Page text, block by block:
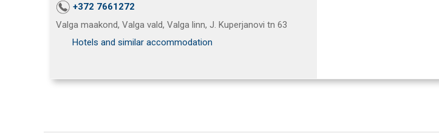
+372 7661272
Valga maakond, Valga vald, Valga linn, J. Kuperjanovi tn 63
Hotels and similar accommodation